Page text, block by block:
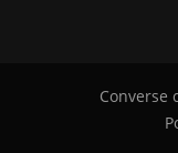
Converse